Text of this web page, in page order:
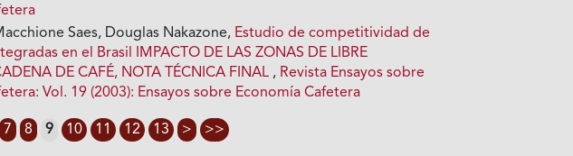
Saes, Douglas Nakazone, Estudio de competitividad de
en el Brasil IMPACTO DE LAS ZONAS DE LIBRE
DE CAFÉ, NOTA TÉCNICA FINAL , Revista Ensayos sobre
Vol. 19 (2003): Ensayos sobre Economía Cafetera
7 8 9 10 11 12 13 > >>